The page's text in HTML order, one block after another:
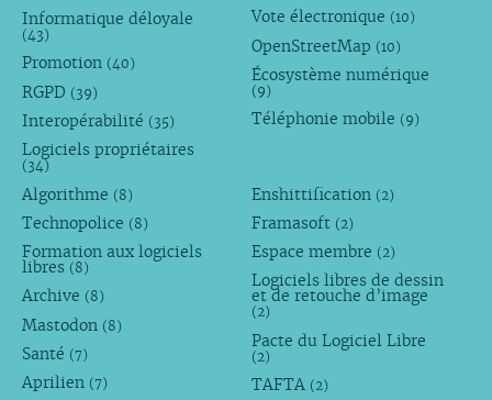
Informatique déloyale
(43)
Promotion (40)
RGPD (39)
Interopérabilité (35)
Logiciels propriétaires
(34)
Vote électronique (10)
OpenStreetMap (10)
Écosystème numérique
(9)
Téléphonie mobile (9)
Algorithme (8)
Technopolice (8)
Formation aux logiciels
libres (8)
Archive (8)
Mastodon (8)
Santé (7)
Aprilien (7)
Enshittification (2)
Framasoft (2)
Espace membre (2)
Logiciels libres de dessin
et de retouche d’image
(2)
Pacte du Logiciel Libre
(2)
TAFTA (2)